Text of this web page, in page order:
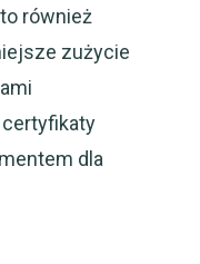
również
zużycie
dla